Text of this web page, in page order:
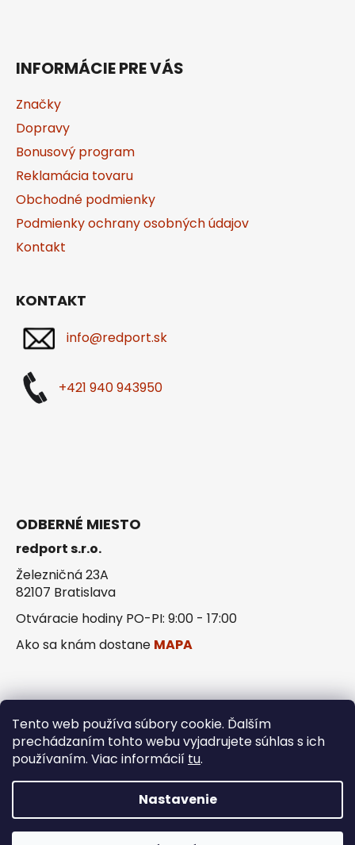
Tento web používa súbory cookie. Ďalším
prechádzaním tohto webu vyjadrujete súhlas s ich
používaním. Viac informácií tu.
Nastavenie
INFORMÁCIE PRE VÁS
Značky
Dopravy
Bonusový program
Reklamácia tovaru
Obchodné podmienky
Podmienky ochrany osobných údajov
Kontakt
KONTAKT
info@redport.sk
+421 940 943950
ODBERNÉ MIESTO
redport s.r.o.
Železničná 23A
82107 Bratislava
Otváracie hodiny PO-PI: 9:00 - 17:00
Ako sa knám dostane MAPA
redport.sk
vyhradené.